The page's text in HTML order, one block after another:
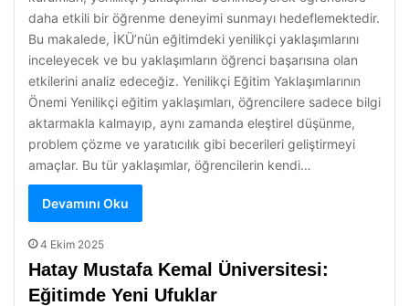
daha etkili bir öğrenme deneyimi sunmayı hedeflemektedir.
Bu makalede, İKÜ’nün eğitimdeki yenilikçi yaklaşımlarını
inceleyecek ve bu yaklaşımların öğrenci başarısına olan
etkilerini analiz edeceğiz. Yenilikçi Eğitim Yaklaşımlarının
Önemi Yenilikçi eğitim yaklaşımları, öğrencilere sadece bilgi
aktarmakla kalmayıp, aynı zamanda eleştirel düşünme,
problem çözme ve yaratıcılık gibi becerileri geliştirmeyi
amaçlar. Bu tür yaklaşımlar, öğrencilerin kendi…
Devamını Oku
4 Ekim 2025
Hatay Mustafa Kemal Üniversitesi:
Eğitimde Yeni Ufuklar